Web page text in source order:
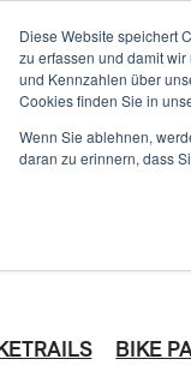
Diese Website speichert
zu erfassen und damit
und Kennzahlen über
Cookies finden Sie in
Wenn Sie ablehnen,
daran zu erinnern, dass
BIKE